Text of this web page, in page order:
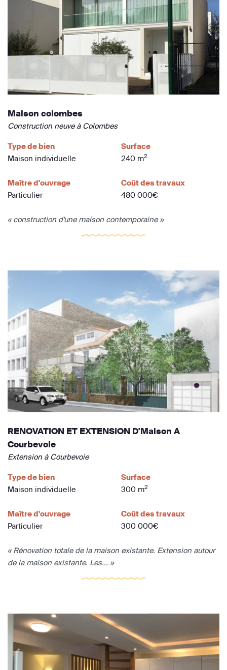
Maison colombes
Construction neuve à Colombes
Type de bien
Maison individuelle
Surface
240 m2
Maître d'ouvrage
Particulier
Coût des travaux
480 000€
« construction d'une maison contemporaine »
RENOVATION ET EXTENSION D'Maison A
Courbevoie
Extension à Courbevoie
Type de bien
Maison individuelle
Surface
300 m2
Maître d'ouvrage
Particulier
Coût des travaux
300 000€
« Rénovation totale de la maison existante. Extension autour
de la maison existante. Les... »